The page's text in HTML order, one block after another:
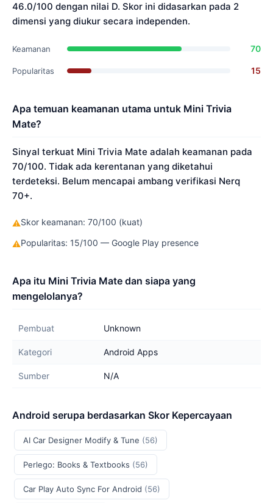
46.0/100 dengan nilai D. Skor ini didasarkan pada 2
dimensi yang diukur secara independen.
Keamanan 70
Popularitas 15
Apa temuan keamanan utama untuk Mini Trivia
Mate?
Sinyal terkuat Mini Trivia Mate adalah keamanan pada
70/100. Tidak ada kerentanan yang diketahui
terdeteksi. Belum mencapai ambang verifikasi Nerq
70+.
⚠Skor keamanan: 70/100 (kuat)
⚠Popularitas: 15/100 — Google Play presence
Apa itu Mini Trivia Mate dan siapa yang
mengelolanya?
Pembuat Unknown
Kategori Android Apps
Sumber N/A
Android serupa berdasarkan Skor Kepercayaan
AI Car Designer Modify & Tune (56)
Perlego: Books & Textbooks (56)
Car Play Auto Sync For Android (56)